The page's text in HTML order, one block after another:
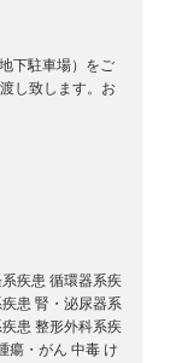
下駐車場）をご
し致します。お
疾患 循環器系疾
患 腎・泌尿器系
患 整形外科系疾
瘍・がん 中毒 け